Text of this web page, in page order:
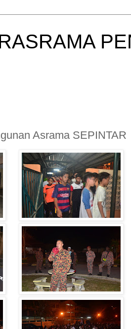
Asrama SEPINTAR